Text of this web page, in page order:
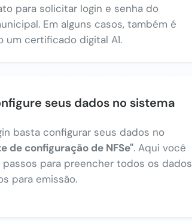
para solicitar login e senha do
Em alguns casos, também é
um certificado digital A1.
seus dados no sistema
basta configurar seus dados no
de configuração de NFSe". Aqui você
passos para preencher todos os dados
para emissão.